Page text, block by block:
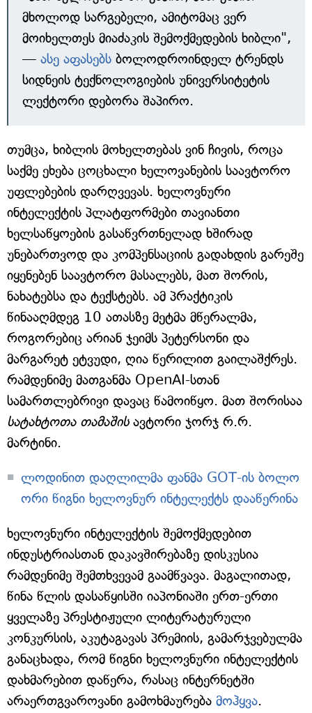
მხოლოდ სარგებელი, ამიტომაც ვერ
მოიხელთეს მიაძაკის შემოქმედების ხიბლი",
— ასე აფასებს ბოლოდროინდელ ტრენდს
სიდნეის ტექნოლოგიების უნივერსიტეტის
ლექტორი დებორა შაპირო.
თუმცა, ხიბლის მოხელთებას ვინ ჩივის, როცა
საქმე ეხება ცოცხალი ხელოვანების საავტორო
უფლებების დარღვევას. ხელოვნური
ინტელექტის პლატფორმები თავიანთი
ხელსაწყოების გასაწვრთნელად ხშირად
უნებართვოდ და კომპენსაციის გადახდის გარეშე
იყენებენ საავტორო მასალებს, მათ შორის,
ნახატებსა და ტექსტებს. ამ პრაქტიკის
წინააღმდეგ 10 ათასზე მეტმა მწერალმა,
როგორებიც არიან ჯეიმს პეტერსონი და
მარგარეტ ეტვუდი, ღია წერილით გაილაშქრეს.
რამდენიმე მათგანმა OpenAI-სთან
სამართლებრივი დავაც წამოიწყო. მათ შორისაა
სატახტოთა თამაშისავტორი ჯორჯ რ.რ.
მარტინი.
ლოდინით დაღლილმა ფანმა GOT-ის ბოლო
ორი წიგნი ხელოვნურ ინტელექტს დააწერინა
ხელოვნური ინტელექტის შემოქმედებით
ინდუსტრიასთან დაკავშირებაზე დისკუსია
რამდენიმე შემთხვევამ გაამწვავა. მაგალითად,
წინა წლის დასაწყისში იაპონიაში ერთ-ერთი
ყველაზე პრესტიჟული ლიტერატურული
კონკურსის, აკუტაგავას პრემიის, გამარჯვებულმა
განაცხადა, რომ წიგნი ხელოვნური ინტელექტის
დახმარებით დაწერა, რასაც ინტერნეტში
არაერთგვაროვანი გამოხმაურება მოჰყვა.